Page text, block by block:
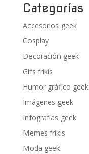
Categorías
Accesorios geek
Cosplay
Decoración geek
Gifs frikis
Humor gráfico geek
Imágenes geek
Infografías geek
Memes frikis
Moda geek